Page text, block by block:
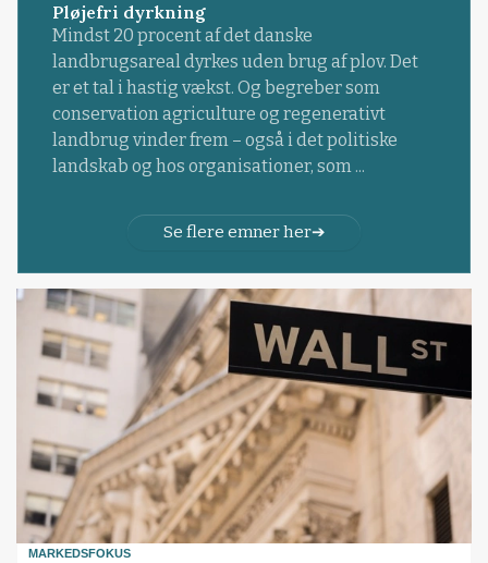
Pløjefri dyrkning
Mindst 20 procent af det danske
landbrugsareal dyrkes uden brug af plov. Det
er et tal i hastig vækst. Og begreber som
conservation agriculture og regenerativt
landbrug vinder frem – også i det politiske
landskab og hos organisationer, som ...
Se flere emner her
MARKEDSFOKUS